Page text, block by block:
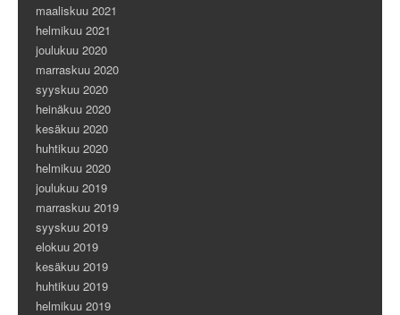
maaliskuu 2021
helmikuu 2021
joulukuu 2020
marraskuu 2020
syyskuu 2020
heinäkuu 2020
kesäkuu 2020
huhtikuu 2020
helmikuu 2020
joulukuu 2019
marraskuu 2019
syyskuu 2019
elokuu 2019
kesäkuu 2019
huhtikuu 2019
helmikuu 2019